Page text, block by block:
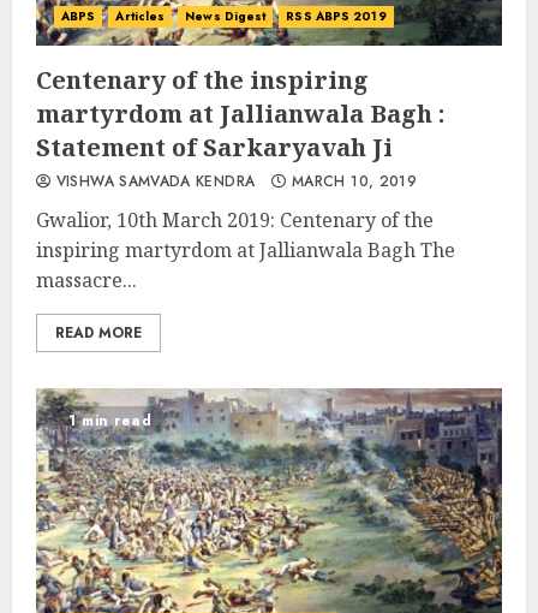
ABPS Articles News Digest RSS ABPS 2019
Centenary of the inspiring
martyrdom at Jallianwala Bagh :
Statement of Sarkaryavah Ji
VISHWA SAMVADA KENDRA MARCH 10, 2019
Gwalior, 10th March 2019: Centenary of the
inspiring martyrdom at Jallianwala Bagh The
massacre...
READ MORE
1 min read